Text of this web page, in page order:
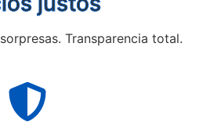
Transparencia total.